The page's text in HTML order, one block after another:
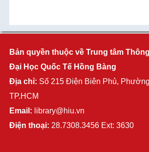
Bản quyền thuộc về Trung tâm
Đại Học Quốc Tế Hồng Bàng
Địa chỉ: Số 215 Điện Biên Phủ,
TP.HCM
Email: library@hiu.vn
Điện thoại: 28.7308.3456 Ext: 3630